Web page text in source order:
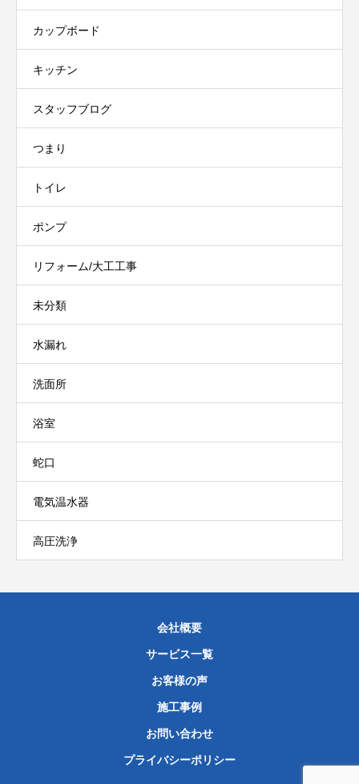
カップボード
キッチン
スタッフブログ
つまり
トイレ
ポンプ
リフォーム/大工工事
未分類
水漏れ
洗面所
浴室
蛇口
電気温水器
高圧洗浄
会社概要
サービス一覧
お客様の声
施工事例
お問い合わせ
プライバシーポリシー